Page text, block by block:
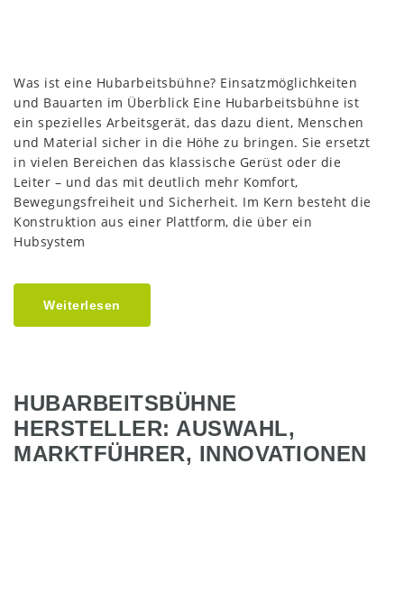
Was ist eine Hubarbeitsbühne? Einsatzmöglichkeiten
und Bauarten im Überblick Eine Hubarbeitsbühne ist
ein spezielles Arbeitsgerät, das dazu dient, Menschen
und Material sicher in die Höhe zu bringen. Sie ersetzt
in vielen Bereichen das klassische Gerüst oder die
Leiter – und das mit deutlich mehr Komfort,
Bewegungsfreiheit und Sicherheit. Im Kern besteht die
Konstruktion aus einer Plattform, die über ein
Hubsystem
Weiterlesen
HUBARBEITSBÜHNE
HERSTELLER: AUSWAHL,
MARKTFÜHRER, INNOVATIONEN